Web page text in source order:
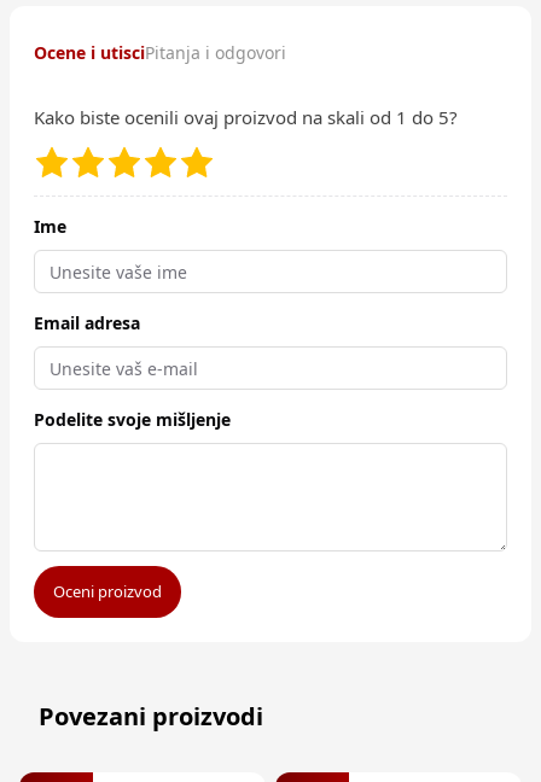
Ocene i utisciPitanja i odgovori
Kako biste ocenili ovaj proizvod na skali od 1 do 5?
Ime
Email adresa
Podelite svoje mišljenje
Oceni proizvod
Povezani proizvodi